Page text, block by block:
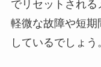
でリセットされる
軽微な故障や短期
しているでしょう